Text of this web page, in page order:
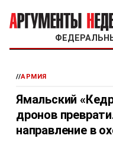
//АРМИЯ
Ямальский
дронов
направление в